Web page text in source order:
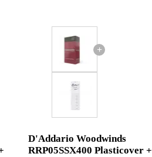
+
D'Addario Woodwinds
RRP05SSX400 Plasticover +